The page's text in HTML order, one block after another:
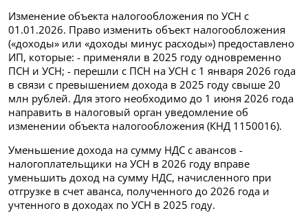
Изменение объекта налогообложения по УСН с
01.01.2026. Право изменить объект налогообложения
(«доходы» или «доходы минус расходы») предоставлено
ИП, которые: - применяли в 2025 году одновременно
ПСН и УСН; - перешли с ПСН на УСН с 1 января 2026 года
в связи с превышением дохода в 2025 году свыше 20
млн рублей. Для этого необходимо до 1 июня 2026 года
направить в налоговый орган уведомление об
изменении объекта налогообложения (КНД 1150016).
Уменьшение дохода на сумму НДС с авансов -
налогоплательщики на УСН в 2026 году вправе
уменьшить доход на сумму НДС, начисленного при
отгрузке в счет аванса, полученного до 2026 года и
учтенного в доходах по УСН в 2025 году.